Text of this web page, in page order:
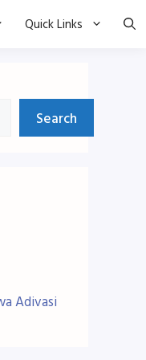
Quick Links
Search
Adivasi